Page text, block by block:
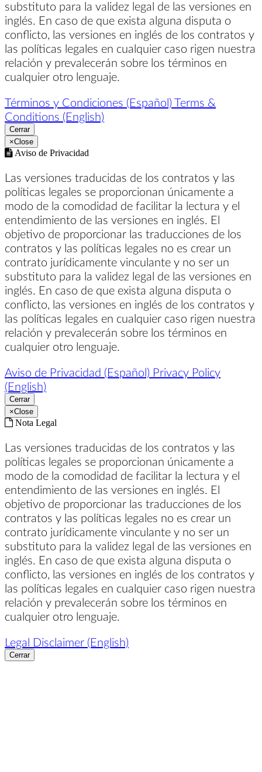
substituto para la validez legal de las versiones en
inglés. En caso de que exista alguna disputa o
conflicto, las versiones en inglés de los contratos y
las políticas legales en cualquier caso rigen nuestra
relación y prevalecerán sobre los términos en
cualquier otro lenguaje.
Términos y Condiciones (Español) Terms &
Conditions (English)
Cerrar
×Close
Aviso de Privacidad
Las versiones traducidas de los contratos y las
políticas legales se proporcionan únicamente a
modo de la comodidad de facilitar la lectura y el
entendimiento de las versiones en inglés. El
objetivo de proporcionar las traducciones de los
contratos y las políticas legales no es crear un
contrato jurídicamente vinculante y no ser un
substituto para la validez legal de las versiones en
inglés. En caso de que exista alguna disputa o
conflicto, las versiones en inglés de los contratos y
las políticas legales en cualquier caso rigen nuestra
relación y prevalecerán sobre los términos en
cualquier otro lenguaje.
Aviso de Privacidad (Español) Privacy Policy
(English)
Cerrar
×Close
Nota Legal
Las versiones traducidas de los contratos y las
políticas legales se proporcionan únicamente a
modo de la comodidad de facilitar la lectura y el
entendimiento de las versiones en inglés. El
objetivo de proporcionar las traducciones de los
contratos y las políticas legales no es crear un
contrato jurídicamente vinculante y no ser un
substituto para la validez legal de las versiones en
inglés. En caso de que exista alguna disputa o
conflicto, las versiones en inglés de los contratos y
las políticas legales en cualquier caso rigen nuestra
relación y prevalecerán sobre los términos en
cualquier otro lenguaje.
Legal Disclaimer (English)
Cerrar